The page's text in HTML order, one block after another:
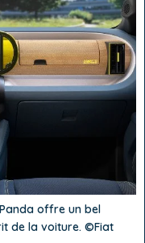
offre un bel
de la voiture. ©Fiat